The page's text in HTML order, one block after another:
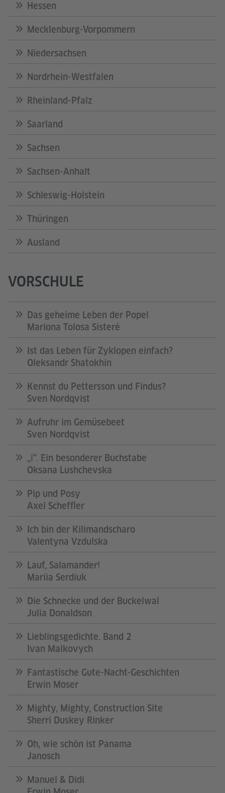
Hessen
Mecklenburg-Vorpommern
Niedersachsen
Nordrhein-Westfalen
Rheinland-Pfalz
Saarland
Sachsen
Sachsen-Anhalt
Schleswig-Holstein
Thüringen
Ausland
VORSCHULE
Das geheime Leben der Popel
Mariona Tolosa Sisteré
Ist das Leben für Zyklopen einfach?
Oleksandr Shatokhin
Kennst du Pettersson und Findus?
Sven Nordqvist
Aufruhr im Gemüsebeet
Sven Nordqvist
„Ї“. Ein besonderer Buchstabe
Oksana Lushchevska
Pip und Posy
Axel Scheffler
Ich bin der Kilimandscharo
Valentyna Vzdulska
Lauf, Salamander!
Mariia Serdiuk
Die Schnecke und der Buckelwal
Julia Donaldson
Lieblingsgedichte. Band 2
Ivan Malkovych
Fantastische Gute-Nacht-Geschichten
Erwin Moser
Mighty, Mighty, Construction Site
Sherri Duskey Rinker
Oh, wie schön ist Panama
Janosch
Manuel & Didi